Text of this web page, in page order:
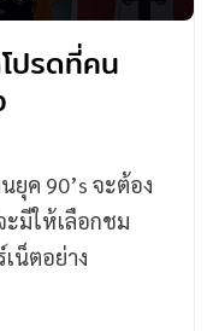
ปรดที่คน
ค 90’s จะต้อง
มีให้เลือกชม
น็ตอย่าง